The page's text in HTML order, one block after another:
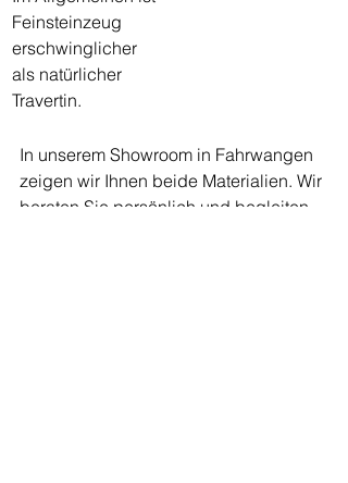
Feinsteinzeug
erschwinglicher
als natürlicher
Travertin.
In unserem Showroom in Fahrwangen
zeigen wir Ihnen beide Materialien. Wir
beraten Sie persönlich und begleiten